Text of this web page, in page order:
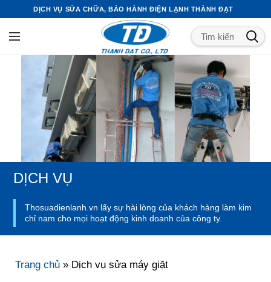
DỊCH VỤ SỬA CHỮA, BẢO HÀNH ĐIỆN LẠNH THÀNH ĐẠT
DỊCH VỤ
Thosuadienlanh.vn lấy sự hài lòng của khách hàng làm kim
chỉ nam cho mọi hoạt động kinh doanh của công ty.
Trang chủ » Dịch vụ sửa máy giặt